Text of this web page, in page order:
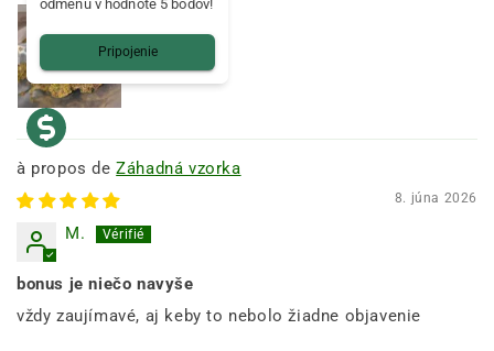
Záhadná vzorka
8. júna 2026
M.
bonus je niečo navyše
vždy zaujímavé, aj keby to nebolo žiadne objavenie
odmenu v hodnote 5 bodov!
Pripojenie